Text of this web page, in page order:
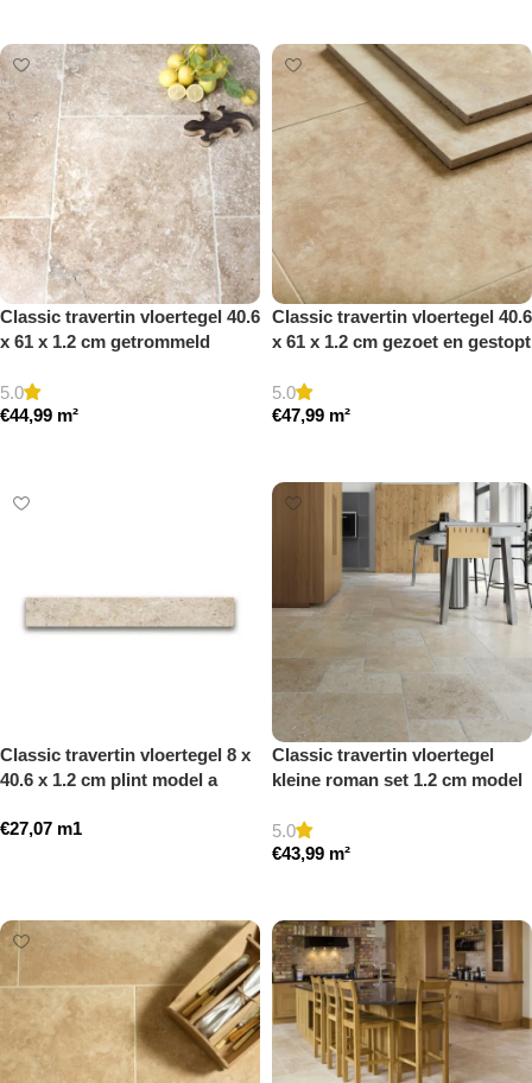
Classic travertin vloertegel 40.6
x 61 x 1.2 cm getrommeld
5.0
€44,99 m²
Classic travertin vloertegel 40.6
x 61 x 1.2 cm gezoet en gestopt
5.0
€47,99 m²
Classic travertin vloertegel 8 x
40.6 x 1.2 cm plint model a
€27,07 m1
Classic travertin vloertegel
kleine roman set 1.2 cm model
5.0
€43,99 m²